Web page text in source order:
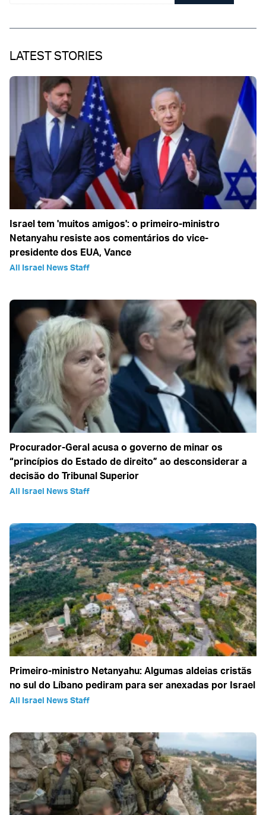
LATEST STORIES
Israel tem 'muitos amigos': o primeiro-ministro
Netanyahu resiste aos comentários do vice-
presidente dos EUA, Vance
All Israel News Staff
Procurador-Geral acusa o governo de minar os
“princípios do Estado de direito” ao desconsiderar a
decisão do Tribunal Superior
All Israel News Staff
Primeiro-ministro Netanyahu: Algumas aldeias cristãs
no sul do Líbano pediram para ser anexadas por Israel
All Israel News Staff